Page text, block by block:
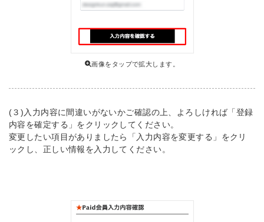
画像をタップで拡大します。
(３)入力内容に間違いがないかご確認の上、よろしければ「登録
内容を確定する」をクリックしてください。
変更したい項目がありましたら「入力内容を変更する」をクリ
ックし、正しい情報を入力してください。